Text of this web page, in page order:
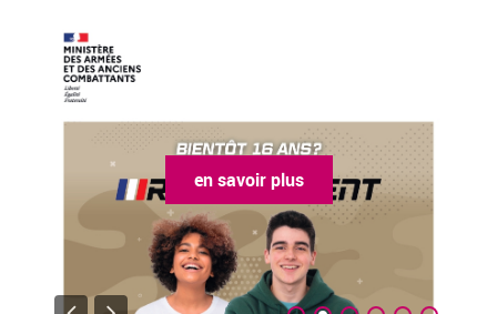
en savoir plus